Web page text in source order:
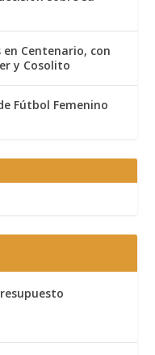
Centenario, con
y Cosolito
Fútbol Femenino